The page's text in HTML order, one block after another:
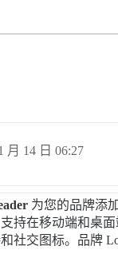
月 14 日 06:27
为您的品牌添
持在移动端和桌面
社交图标。品牌